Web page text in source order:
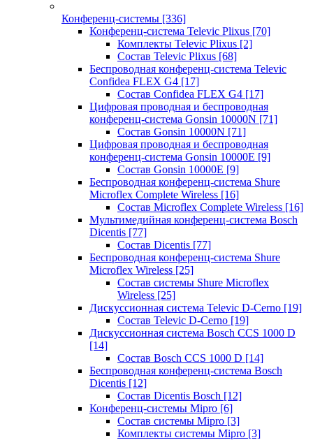
Конференц-системы [336]
Конференц-система Televic Plixus [70]
Комплекты Televic Plixus [2]
Состав Televic Plixus [68]
Беспроводная конференц-система Televic
Confidea FLEX G4 [17]
Состав Confidea FLEX G4 [17]
Цифровая проводная и беспроводная
конференц-система Gonsin 10000N [71]
Состав Gonsin 10000N [71]
Цифровая проводная и беспроводная
конференц-система Gonsin 10000E [9]
Состав Gonsin 10000E [9]
Беспроводная конференц-система Shure
Microflex Complete Wireless [16]
Состав Microflex Complete Wireless [16]
Мультимедийная конференц-система Bosch
Dicentis [77]
Состав Dicentis [77]
Беспроводная конференц-система Shure
Microflex Wireless [25]
Состав системы Shure Microflex
Wireless [25]
Дискуссионная система Televic D-Cerno [19]
Состав Televic D-Cerno [19]
Дискуссионная система Bosch CCS 1000 D
[14]
Состав Bosch CCS 1000 D [14]
Беспроводная конференц-система Bosch
Dicentis [12]
Состав Dicentis Bosch [12]
Конференц-системы Mipro [6]
Состав системы Mipro [3]
Комплекты системы Mipro [3]